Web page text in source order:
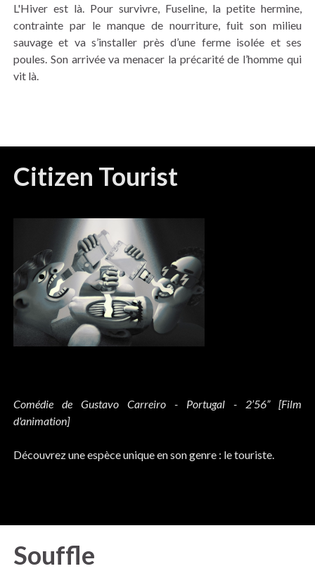
L'Hiver est là. Pour survivre, Fuseline, la petite hermine,
contrainte par le manque de nourriture, fuit son milieu
sauvage et va s’installer près d’une ferme isolée et ses
poules. Son arrivée va menacer la précarité de l’homme qui
vit là.
Citizen Tourist
Comédie de Gustavo Carreiro - Portugal - 2’56” [Film
d'animation]
Découvrez une espèce unique en son genre : le touriste.
Souffle